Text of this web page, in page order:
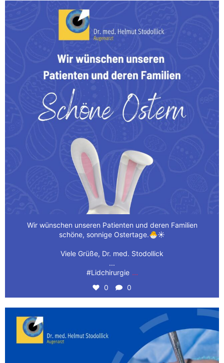
Wir wünschen unseren Patienten und deren Familien
Wir wünschen unseren Patienten und deren Familien
schöne, sonnige Ostertage.🐣☀️
Viele Grüße, Dr. med. Stodollick
...
#Lidchirurgie ...
0 0
👁️ Wir haben aufregende Neuigkeiten für Sie! Ab
1